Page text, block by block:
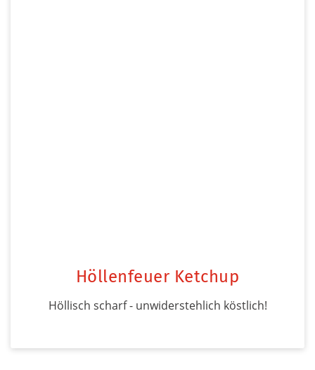
Höllenfeuer Ketchup
Höllisch scharf - unwiderstehlich köstlich!